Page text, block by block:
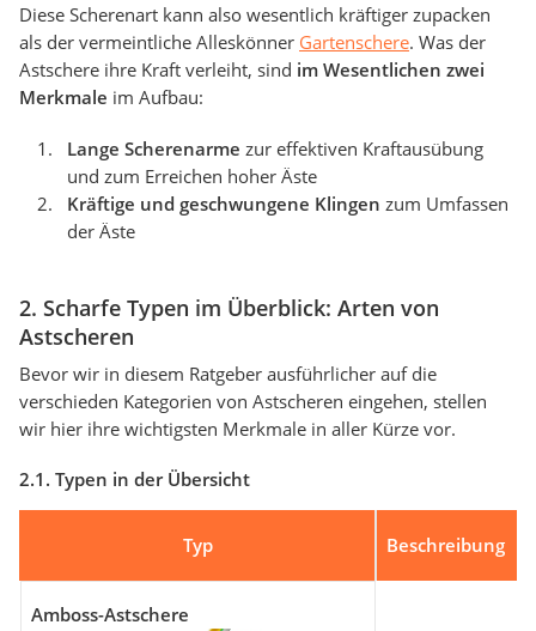
Diese Scherenart kann also wesentlich kräftiger zupacken
als der vermeintliche Alleskönner Gartenschere. Was der
Astschere ihre Kraft verleiht, sind im Wesentlichen zwei
Merkmale im Aufbau:
Lange Scherenarme zur effektiven Kraftausübung
und zum Erreichen hoher Äste
Kräftige und geschwungene Klingen zum Umfassen
der Äste
2. Scharfe Typen im Überblick: Arten von
Astscheren
Bevor wir in diesem Ratgeber ausführlicher auf die
verschieden Kategorien von Astscheren eingehen, stellen
wir hier ihre wichtigsten Merkmale in aller Kürze vor.
2.1. Typen in der Übersicht
Typ Beschreibung
Amboss-Astschere